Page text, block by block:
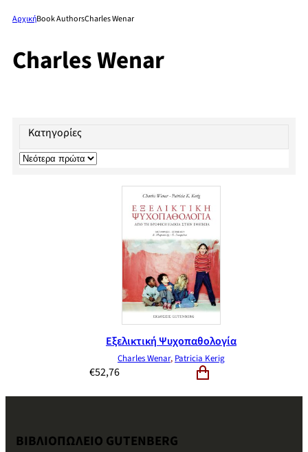
ΑρχικήBook AuthorsCharles Wenar
Charles Wenar
Κατηγορίες
Εξελικτική Ψυχοπαθολογία
Charles Wenar, Patricia Kerig
€52,76
ΒΙΒΛΙΟΠΩΛΕΙΟ GUTENBERG